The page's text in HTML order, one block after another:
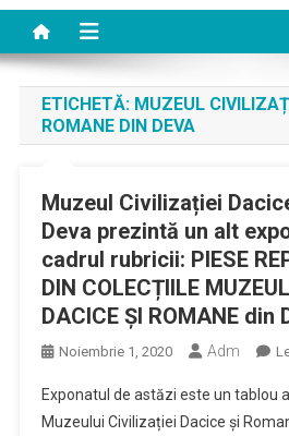
ETICHETĂ: MUZEUL
ROMANE DIN DEVA
Muzeul Civilizației
Deva prezintă un alt
cadrul rubricii: PIESE
DIN COLECȚIILE
DACICE ȘI ROMANE din
Noiembrie 1, 2020 Adm
Exponatul de astăzi este un tablou
Muzeului Civilizației Dacice și